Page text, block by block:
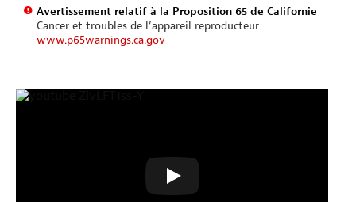
Avertissement relatif à la Proposition 65 de Californie
Cancer et troubles de l’appareil reproducteur
www.p65warnings.ca.gov